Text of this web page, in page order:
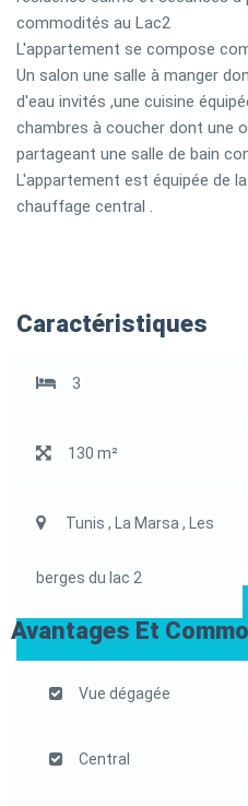
commodités au Lac2
L'appartement se compose
Un salon une salle à manger
d'eau invités ,une cuisine
chambres à coucher dont une
partageant une salle de bain
L'appartement est équipée de
chauffage central .
Caractéristiques
3
130 m²
Tunis , La Marsa , Les
berges du lac 2
Avantages Et
Vue dégagée
Central